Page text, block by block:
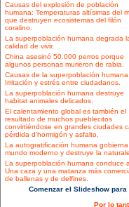
Causas del explosión de población
humana: Temperaturas altísimas del
que destruyen ecosistemas del filón
coralino.
La superpoblación humana degrada
calidad de vivir.
China asesinó 50.000 perros porque
algunos personas murieron de rabia.
Causas de la superpoblación humana:
Irritación y estrés entre ciudadanos.
La superpoblación humana destruye
habitat animales delicados.
El calentamiento global es también el
resultado de muchos pueblecitos
convirtiéndose en grandes ciudades
pérdida d'hormigón y asfalto.
La autogratificación humana
mundo moderno y destruye la
La superpoblación humana conduce
Una caza y una matanza más
de ballenas y de delfines.
Comenzar el Slideshow
Por lo